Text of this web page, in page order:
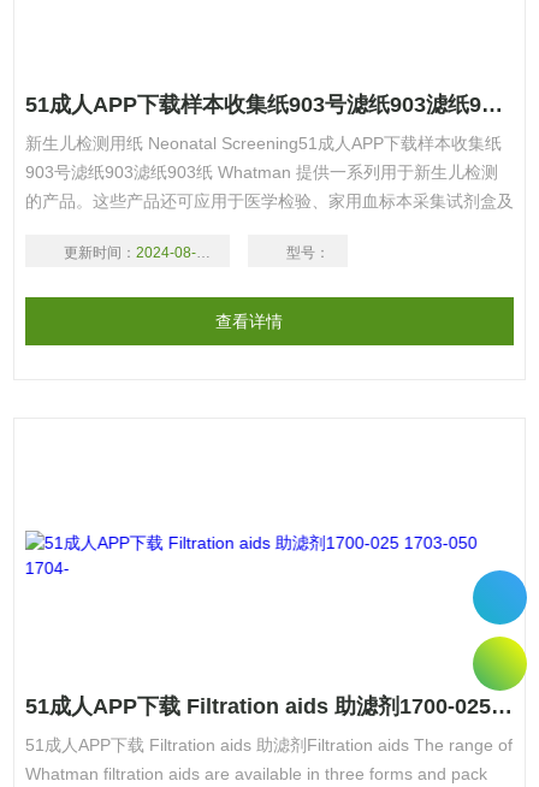
51成人APP下载样本收集纸903号滤纸903滤纸903纸
新生儿检测用纸 Neonatal Screening51成人APP下载样本收集纸
903号滤纸903滤纸903纸 Whatman 提供一系列用于新生儿检测
的产品。这些产品还可应用于医学检验、家用血标本采集试剂盒及
获得用于分析的样本，不仅可从特定实验室环境中获得，还可在更
更新时间： 2024-08-17 型号：
查看详情
51成人APP下载 Filtration aids 助滤剂1700-025 1703-050 1704-
51成人APP下载 Filtration aids 助滤剂Filtration aids The range of
Whatman filtration aids are available in three forms and pack